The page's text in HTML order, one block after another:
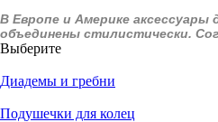
В Европе и Америке аксессуары
объединены стилистически.
Выберите
Диадемы и гребни
Подушечки для колец